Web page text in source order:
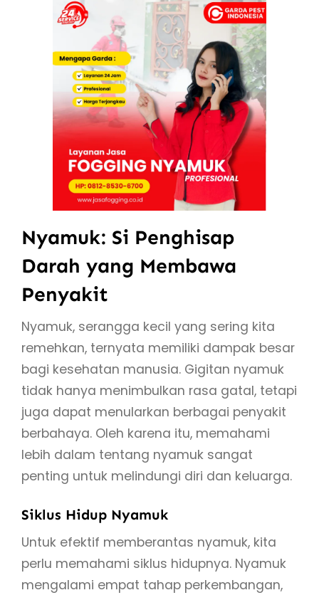
Nyamuk: Si Penghisap
Darah yang Membawa
Penyakit
Nyamuk, serangga kecil yang sering kita
remehkan, ternyata memiliki dampak besar
bagi kesehatan manusia. Gigitan nyamuk
tidak hanya menimbulkan rasa gatal, tetapi
juga dapat menularkan berbagai penyakit
berbahaya. Oleh karena itu, memahami
lebih dalam tentang nyamuk sangat
penting untuk melindungi diri dan keluarga.
Siklus Hidup Nyamuk
Untuk efektif memberantas nyamuk, kita
perlu memahami siklus hidupnya. Nyamuk
mengalami empat tahap perkembangan,